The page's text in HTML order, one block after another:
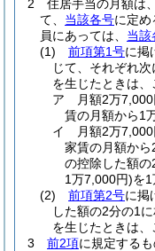
2
住居手当の月額は、
て、 当該各号に定め
員にあっては、 当該
(1)
前項第1号に掲
じて、それぞれ
を生じたときは
ア
月額2万
賃の月額から1
イ
月額2万
家賃の月額か
の控除した額の
1万7,000円)を
(2)
前項第2号に掲
した額の2分の1
を生じたときは
3
前2項に規定する